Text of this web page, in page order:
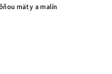
mäty a malín